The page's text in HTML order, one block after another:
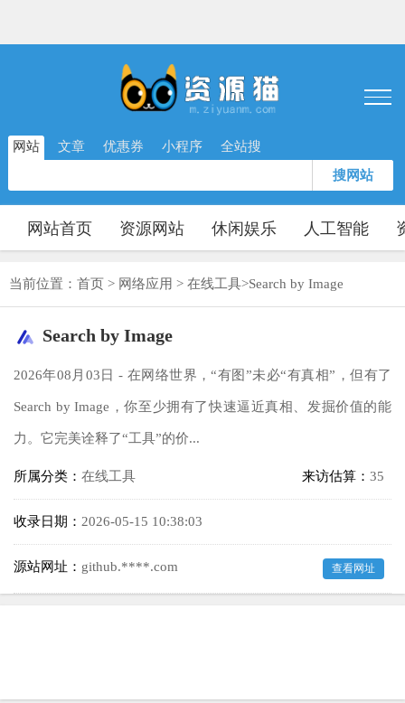
网站 文章 优惠券 小程序 全站搜
搜网站
网站首页 资源网站 休闲娱乐 人工智能
当前位置： 首页 > 网络应用 > 在线工具>Search by Image
Search by Image
2026年08月03日 - 在网络世界，“有图”未必“有真相”，但有了
Search by Image，你至少拥有了快速逼近真相、发掘价值的能
力。它完美诠释了“工具”的价...
所属分类： 在线工具 来访估算： 35
收录日期： 2026-05-15 10:38:03
源站网址： github.****.com 查看网址